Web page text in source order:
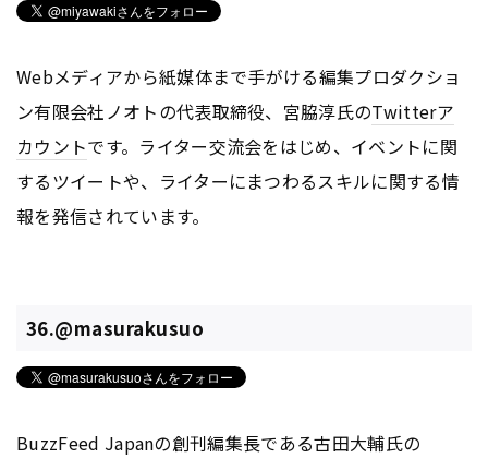
Webメディアから紙媒体まで手がける編集プロダクショ
ン有限会社ノオトの代表取締役、宮脇淳氏のTwitterア
カウントです。ライター交流会をはじめ、イベントに関
するツイートや、ライターにまつわるスキルに関する情
報を発信されています。
36.@masurakusuo
BuzzFeed Japanの創刊編集長である古田大輔氏の